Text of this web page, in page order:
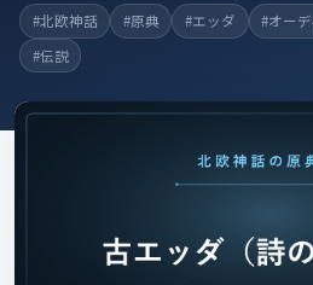
#北欧神話 #原典 #エッダ #オー
#伝説